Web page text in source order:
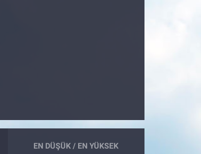
EN DÜŞÜK / EN YÜKSEK